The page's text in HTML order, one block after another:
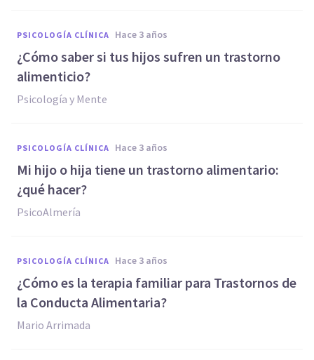
PSICOLOGÍA CLÍNICA hace 3 años
¿Cómo saber si tus hijos sufren un trastorno
alimenticio?
Psicología y Mente
PSICOLOGÍA CLÍNICA hace 3 años
Mi hijo o hija tiene un trastorno alimentario:
¿qué hacer?
PsicoAlmería
PSICOLOGÍA CLÍNICA hace 3 años
¿Cómo es la terapia familiar para Trastornos de
la Conducta Alimentaria?
Mario Arrimada